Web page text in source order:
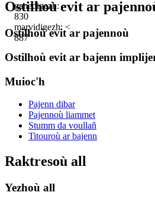
ganedigezh: ~
830
marvidigezh: <
887
Ostilhoù evit ar
Ostilhoù evit ar pajennoù
Ostilhoù evit ar bajenn
Muioc'h
Pajenn dibar
Pajennoù liammet
Stumm da voullañ
Titouroù ar bajenn
Raktresoù all
Yezhoù all